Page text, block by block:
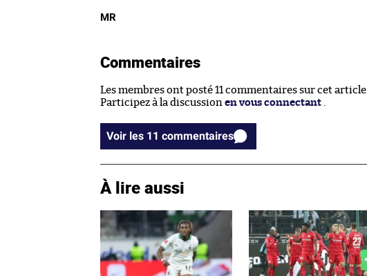
MR
Commentaires
Les membres ont posté 11 commentaires sur cet article.
Participez à la discussion en vous connectant
Voir les 11 commentaires
À lire aussi